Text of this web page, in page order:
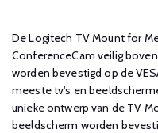
De Logitech TV Mount for
ConferenceCam veilig
worden bevestigd op de
meeste tv's en
unieke ontwerp van de TV
beeldscherm worden